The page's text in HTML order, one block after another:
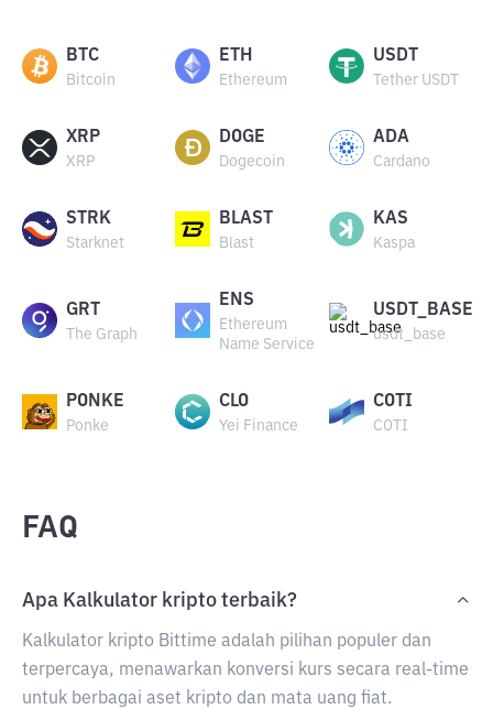
BTC
Bitcoin
ETH
Ethereum
USDT
Tether USDT
XRP
XRP
DOGE
Dogecoin
ADA
Cardano
STRK
Starknet
BLAST
Blast
KAS
Kaspa
GRT
The Graph
ENS
Ethereum
Name Service
USDT_BASE
usdt_base
PONKE
Ponke
CLO
Yei Finance
COTI
COTI
FAQ
Apa Kalkulator kripto terbaik?
Kalkulator kripto Bittime adalah pilihan populer dan
terpercaya, menawarkan konversi kurs secara real-time
untuk berbagai aset kripto dan mata uang fiat.